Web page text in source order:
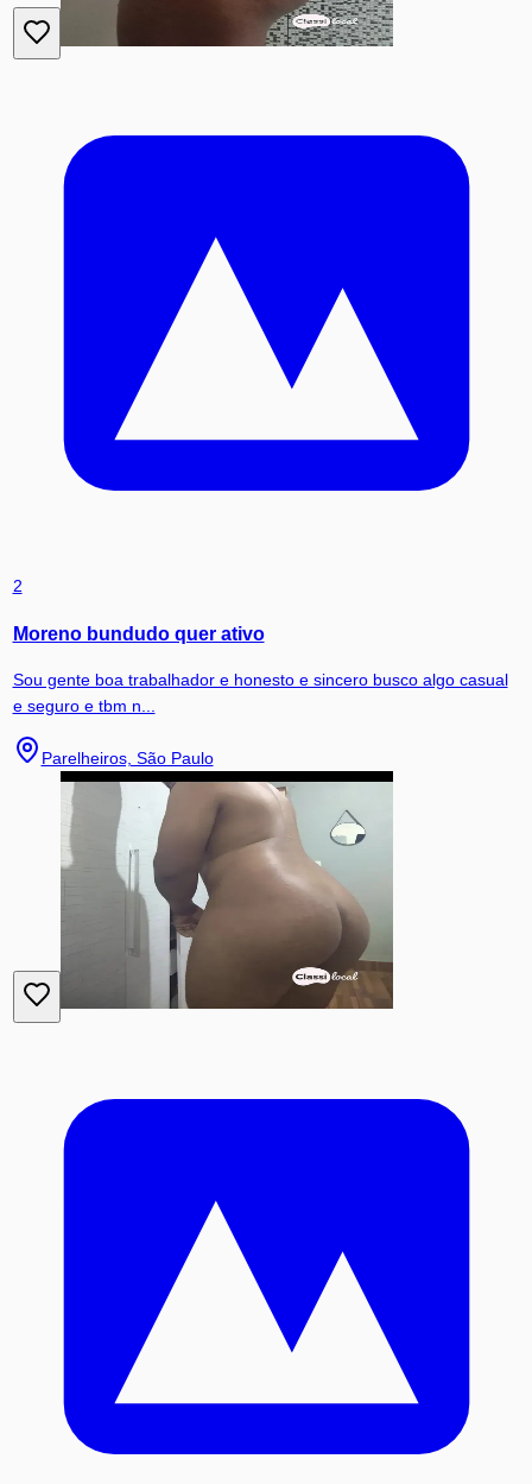
2
Moreno bundudo quer ativo
Sou gente boa trabalhador e honesto e sincero busco algo casual
e seguro e tbm n...
Parelheiros, São Paulo